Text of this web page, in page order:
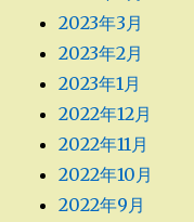
2023年3月
2023年2月
2023年1月
2022年12月
2022年11月
2022年10月
2022年9月